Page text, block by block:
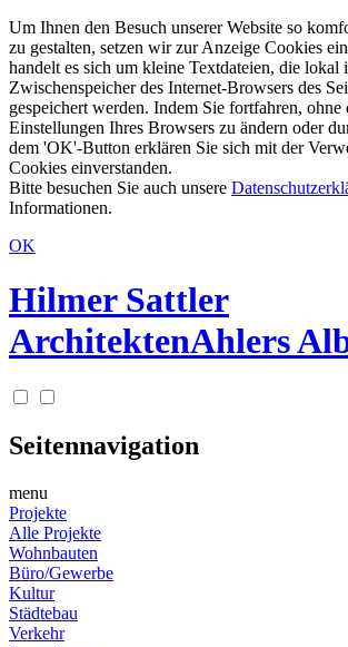
Um Ihnen den Besuch unserer Website so
zu gestalten, setzen wir zur Anzeige Cookies
handelt es sich um kleine Textdateien, die lokal
Zwischenspeicher des Internet-Browsers des
gespeichert werden. Indem Sie fortfahren,
Einstellungen Ihres Browsers zu ändern oder
dem 'OK'-Button erklären Sie sich mit der
Cookies einverstanden.
Bitte besuchen Sie auch unsere
Informationen.
OK
Hilmer Sattler
ArchitektenAhlers
Seitennavigation
menu
Projekte
Alle Projekte
Wohnbauten
Büro/Gewerbe
Kultur
Städtebau
Verkehr